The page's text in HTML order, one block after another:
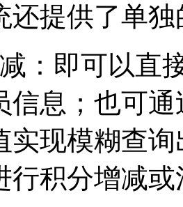
还提供了单
：即可以直
信息；也可
实现模糊查
行积分增减